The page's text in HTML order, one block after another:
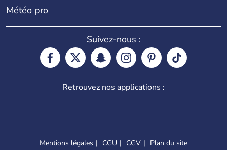
Météo pro
Suivez-nous :
Retrouvez nos applications :
Mentions légales CGU CGV Plan du site